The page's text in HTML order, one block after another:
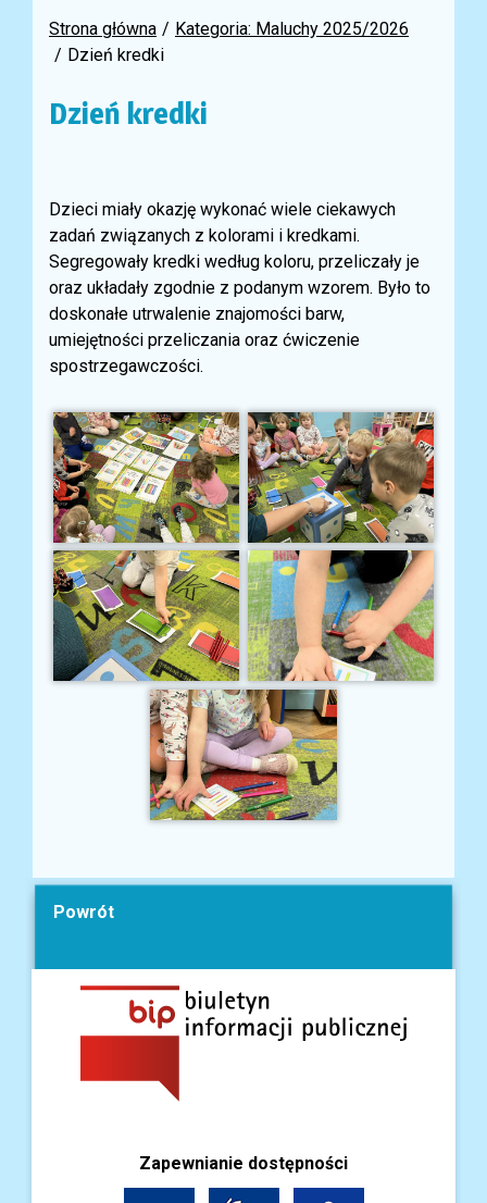
Strona główna
Kategoria: Maluchy 2025/2026
Dzień kredki
Dzień kredki
Dzieci miały okazję wykonać wiele ciekawych
zadań związanych z kolorami i kredkami.
Segregowały kredki według koloru, przeliczały je
oraz układały zgodnie z podanym wzorem. Było to
doskonałe utrwalenie znajomości barw,
umiejętności przeliczania oraz ćwiczenie
spostrzegawczości.
Powrót
Zapewnianie dostępności